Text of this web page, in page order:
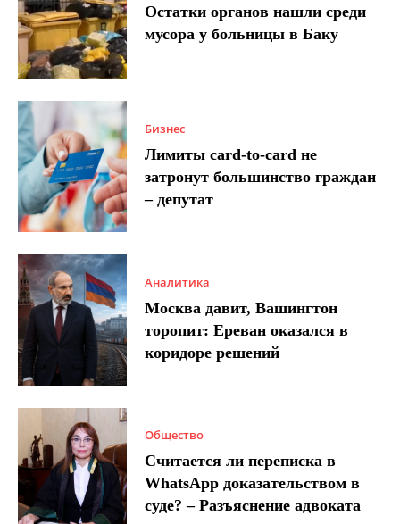
Остатки органов нашли среди
мусора у больницы в Баку
Бизнес
Лимиты card-to-card не
затронут большинство граждан
– депутат
Аналитика
Москва давит, Вашингтон
торопит: Ереван оказался в
коридоре решений
Общество
Считается ли переписка в
WhatsApp доказательством в
суде? – Разъяснение адвоката